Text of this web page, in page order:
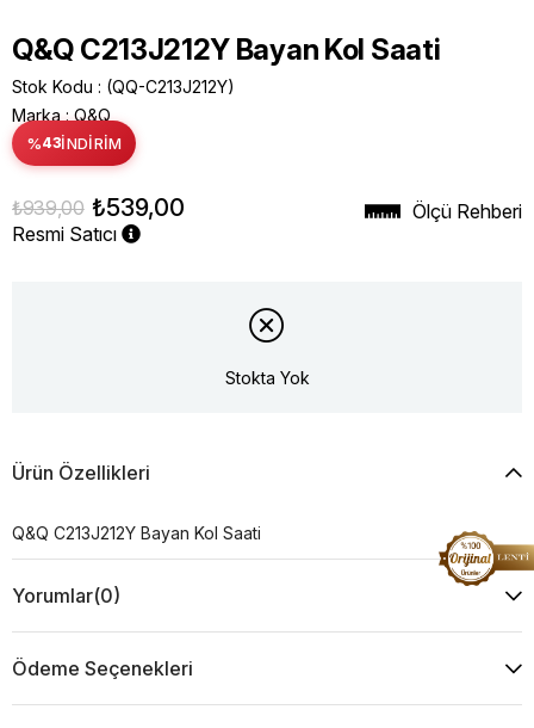
Q&Q C213J212Y Bayan Kol Saati
Stok Kodu
(QQ-C213J212Y)
Marka : Q&Q
%43İNDIRIM
₺939,00 ₺539,00
Resmi Satıcı
Ölçü Rehberi
Stokta Yok
Ürün Özellikleri
Q&Q C213J212Y Bayan Kol Saati
Yorumlar(0)
Ödeme Seçenekleri